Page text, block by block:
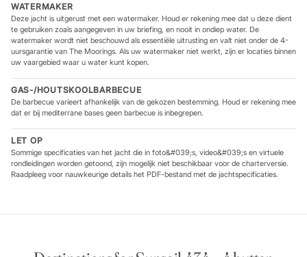
WATERMAKER
Deze jacht is uitgerust met een watermaker. Houd er rekening mee dat u deze dient
te gebruiken zoals aangegeven in uw briefing, en nooit in ondiep water. De
watermaker wordt niet beschouwd als essentiële uitrusting en valt niet onder de 4-
uursgarantie van The Moorings. Als uw watermaker niet werkt, zijn er locaties binnen
uw vaargebied waar u water kunt kopen.
GAS-/HOUTSKOOLBARBECUE
De barbecue varieert afhankelijk van de gekozen bestemming. Houd er rekening mee
dat er bij mediterrane bases geen barbecue is inbegrepen.
LET OP
Sommige specificaties van het jacht die in foto&#039;s, video&#039;s en virtuele
rondleidingen worden getoond, zijn mogelijk niet beschikbaar voor de charterversie.
Raadpleeg voor nauwkeurige details het PDF-bestand met de jachtspecificaties.